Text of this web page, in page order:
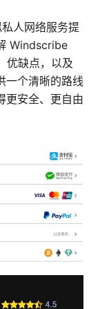
人网络服务提
Windscribe
优缺点，以及
一个清晰的路线
更安全、更自由